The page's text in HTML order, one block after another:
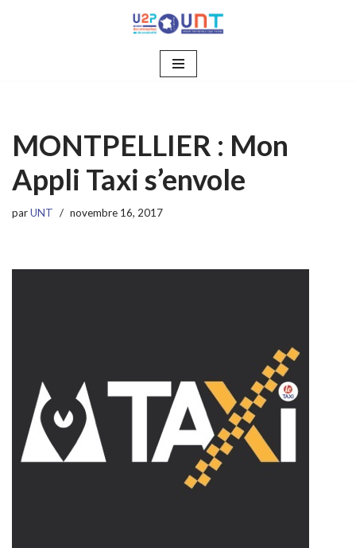
MONTPELLIER : Mon
Appli Taxi s’envole
parUNT novembre 16, 2017